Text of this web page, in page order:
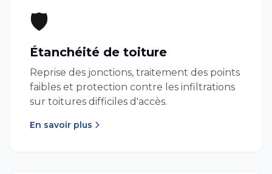
🛡️
Étanchéité de toiture
Reprise des jonctions, traitement des points
faibles et protection contre les infiltrations
sur toitures difficiles d'accès.
En savoir plus